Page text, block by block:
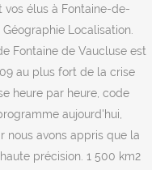
élus à Fontaine-de-
Localisation.
Fontaine de Vaucluse est
au plus fort de la crise
heure par heure, code
aujourd'hui,
nous avons appris que la
précision. 1 500 km2